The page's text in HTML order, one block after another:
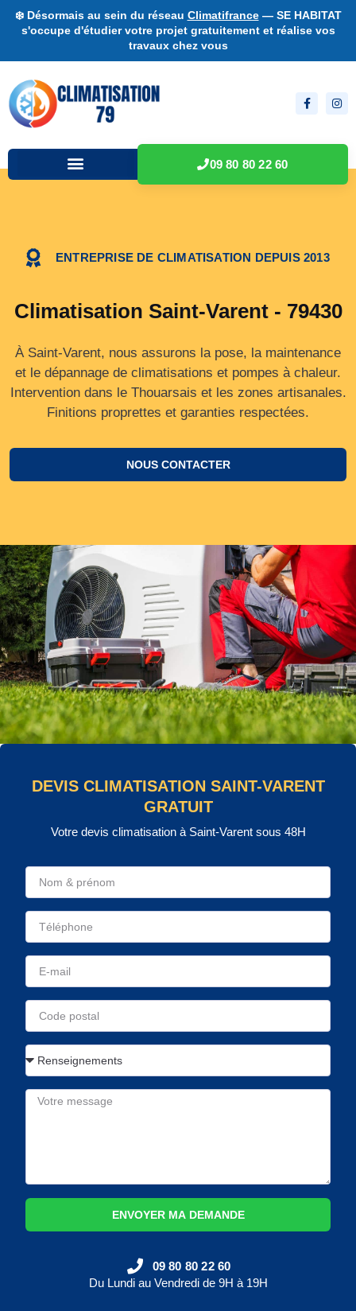
❄️ Désormais au sein du réseau Climatifrance— SE HABITAT
s'occupe d'étudier votre projet gratuitement et réalise vos
travaux chez vous
09 80 80 22 60
ENTREPRISE DE CLIMATISATION DEPUIS 2013
Climatisation Saint-Varent - 79430
À Saint-Varent, nous assurons la pose, la maintenance
et le dépannage de climatisations et pompes à chaleur.
Intervention dans le Thouarsais et les zones artisanales.
Finitions proprettes et garanties respectées.
NOUS CONTACTER
DEVIS CLIMATISATION SAINT-VARENT
GRATUIT
Votre devis climatisation à Saint-Varent sous 48H
ENVOYER MA DEMANDE
09 80 80 22 60
Du Lundi au Vendredi de 9H à 19H